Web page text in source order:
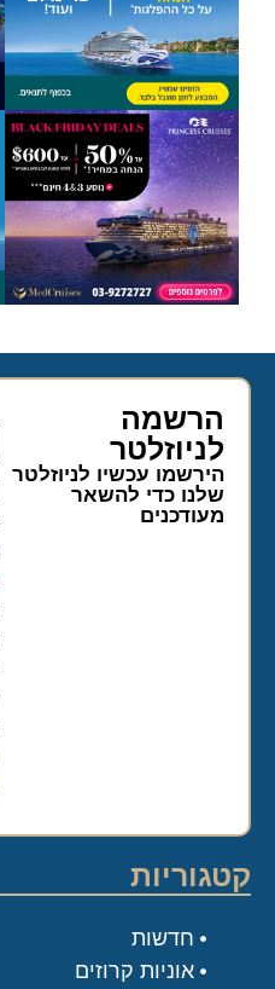
הרשמה
לניוזלטר​
הירשמו עכשיו לניוזלטר
שלנו כדי להשאר
מעודכנים
קטגוריות
חדשות
אוניות קרוזים